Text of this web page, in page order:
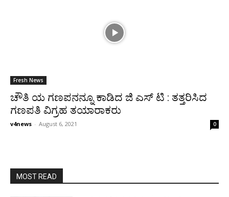
Fresh News
ಚೌತಿ ಯ ಗಣಪನನ್ನೂ ಕಾಡಿದ ಜಿ ಎಸ್‍ ಟಿ : ತತ್ತರಿಸಿದ
ಗಣಪತಿ ವಿಗ್ರಹ ತಯಾರಾಕರು
v4news - August 6, 2021 0
MOST READ